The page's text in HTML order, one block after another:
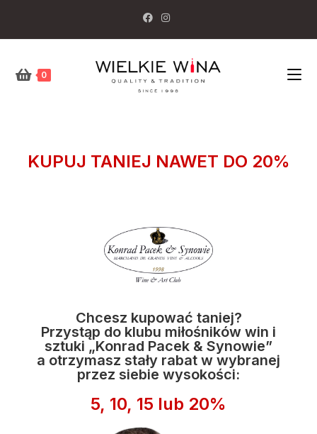
0
KUPUJ TANIEJ NAWET DO 20%
Chcesz kupować taniej?
Przystąp do klubu miłośników win i
sztuki „Konrad Pacek & Synowie”
a otrzymasz stały rabat w wybranej
przez siebie wysokości:
5, 10, 15 lub 20%